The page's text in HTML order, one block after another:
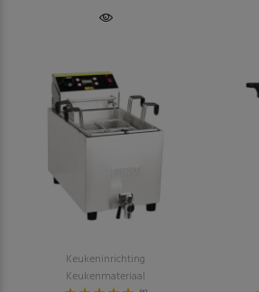
Keukeninrichting
Keukenmateriaal